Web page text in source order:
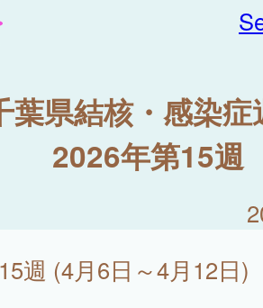
葉県結核・感染症
2026年第15週
週 (4月6日～4月12日)